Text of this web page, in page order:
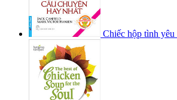
Chiếc hộp tình